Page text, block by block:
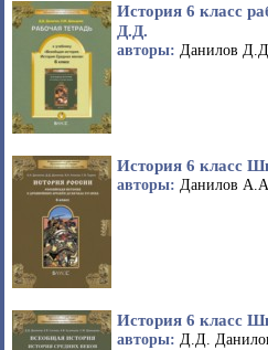
История 6 класс
Д.Д.
авторы: Данилов
История 6 класс
авторы: Данилов
История 6 класс
авторы: Д.Д.